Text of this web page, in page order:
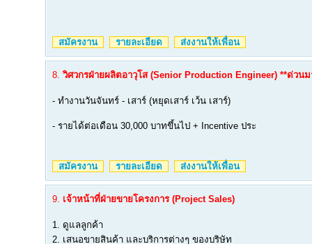
สมัครงาน รายละเอียด ส่งงานให้เพื่อน
8. วิศวกรฝ่ายผลิตอาวุโส (Senior Production Engineer) **ด่วนม
- ทำงานวันจันทร์ - เสาร์ (หยุดเสาร์ เว้น เสาร์)
- รายได้ต่อเดือน 30,000 บาทขึ้นไป + Incentive ประ
สมัครงาน รายละเอียด ส่งงานให้เพื่อน
9. เจ้าหน้าที่ฝ่ายขายโครงการ (Project Sales)
1. ดูแลลูกค้า
2. เสนอขายสินค้า และบริการต่างๆ ของบริษัท